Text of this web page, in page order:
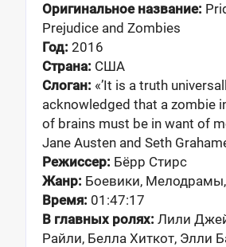
Оригинальное название:
Prejudice and Zombies
Год: 2016
Страна: США
Слоган: «’It is a truth
acknowledged that a zombie
of brains must be in want of
Jane Austen and Seth
Режиссер: Бёрр Стирс
Жанр: Боевики,
Время: 01:47:17
В главных ролях: Лили
Райли, Белла Хиткот, Элли